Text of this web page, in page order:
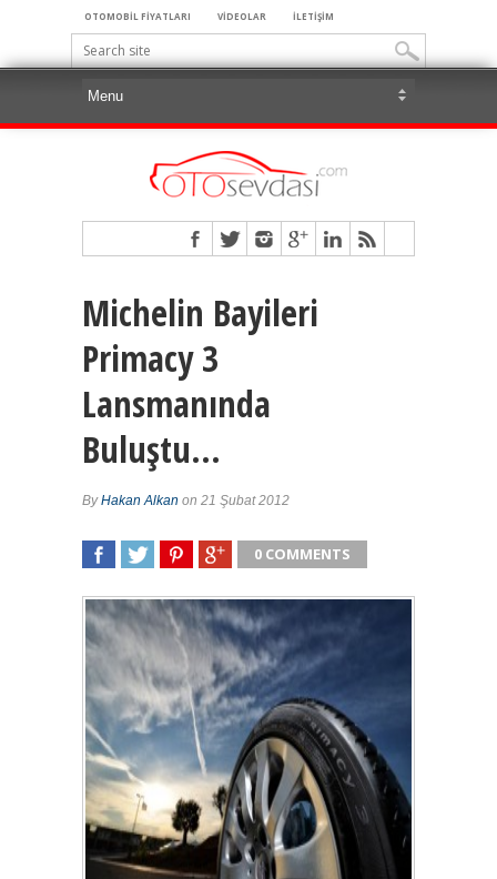
OTOMOBİL FİYATLARI VİDEOLAR İLETİŞİM
Michelin Bayileri
Primacy 3
Lansmanında
Buluştu…
ByHakan Alkan on 21 Şubat 2012
0 COMMENTS